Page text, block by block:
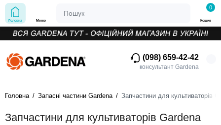
(098) 659-42-42
консультант Gardena
Головна Меню
0
Кошик
Головна Запасні частини Gardena Запчастини для культиваторів
Запчастини для культиваторів Gardena